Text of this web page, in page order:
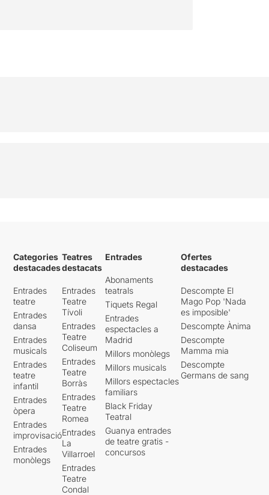
Categories
destacades
Entrades
teatre
Entrades
dansa
Entrades
musicals
Entrades
teatre
infantil
Entrades
òpera
Entrades
improvisació
Entrades
monòlegs
Teatres
destacats
Entrades
Teatre
Tívoli
Entrades
Teatre
Coliseum
Entrades
Teatre
Borràs
Entrades
Teatre
Romea
Entrades
La
Villarroel
Entrades
Teatre
Condal
Entrades
Abonaments
teatrals
Tiquets Regal
Entrades
espectacles a
Madrid
Millors monòlegs
Millors musicals
Millors espectacles
familiars
Black Friday
Teatral
Guanya entrades
de teatre gratis -
concursos
Ofertes
destacades
Descompte El
Mago Pop 'Nada
es imposible'
Descompte Ànima
Descompte
Mamma mia
Descompte
Germans de sang